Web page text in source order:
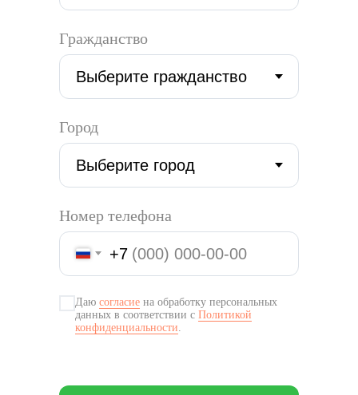
Гражданство
Город
Номер телефона
+7
Даю согласие на обработку персональных
данных в соответствии с Политикой
конфиденциальности.